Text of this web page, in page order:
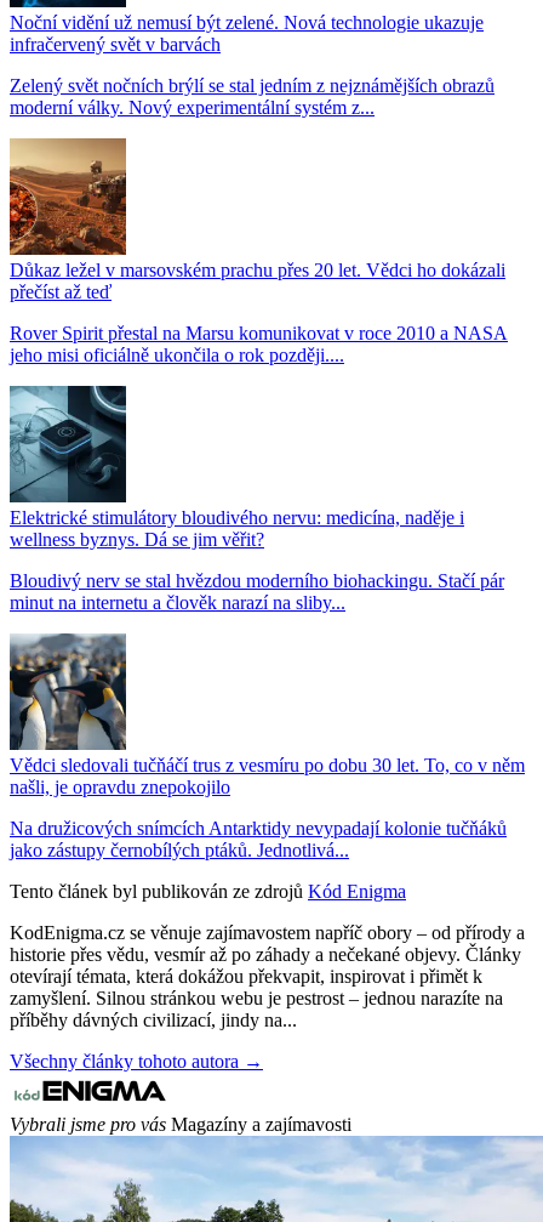
Noční vidění už nemusí být zelené. Nová technologie ukazuje
infračervený svět v barvách
Zelený svět nočních brýlí se stal jedním z nejznámějších obrazů
moderní války. Nový experimentální systém z...
Důkaz ležel v marsovském prachu přes 20 let. Vědci ho dokázali
přečíst až teď
Rover Spirit přestal na Marsu komunikovat v roce 2010 a NASA
jeho misi oficiálně ukončila o rok později....
Elektrické stimulátory bloudivého nervu: medicína, naděje i
wellness byznys. Dá se jim věřit?
Bloudivý nerv se stal hvězdou moderního biohackingu. Stačí pár
minut na internetu a člověk narazí na sliby...
Vědci sledovali tučňáčí trus z vesmíru po dobu 30 let. To, co v něm
našli, je opravdu znepokojilo
Na družicových snímcích Antarktidy nevypadají kolonie tučňáků
jako zástupy černobílých ptáků. Jednotlivá...
Tento článek byl publikován ze zdrojů Kód Enigma
KodEnigma.cz se věnuje zajímavostem napříč obory – od přírody a
historie přes vědu, vesmír až po záhady a nečekané objevy. Články
otevírají témata, která dokážou překvapit, inspirovat i přimět k
zamyšlení. Silnou stránkou webu je pestrost – jednou narazíte na
příběhy dávných civilizací, jindy na...
Všechny články tohoto autora →
Vybrali jsme pro vás Magazíny a zajímavosti